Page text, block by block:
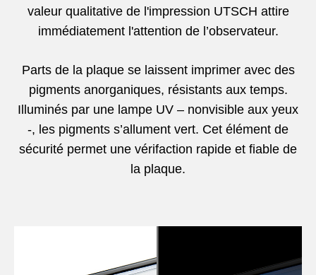
valeur qualitative de l'impression UTSCH attire
immédiatement l'attention de l’observateur.
Parts de la plaque se laissent imprimer avec des
pigments anorganiques, résistants aux temps.
Illuminés par une lampe UV – nonvisible aux yeux
-, les pigments s’allument vert. Cet élément de
sécurité permet une vérifaction rapide et fiable de
la plaque.